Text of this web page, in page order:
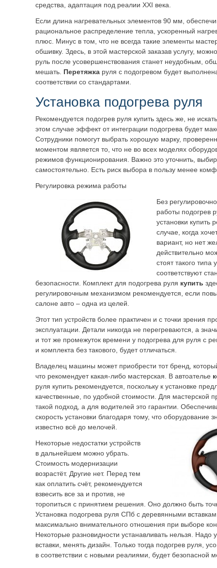
средства, адаптация под реалии XXI века.
Если длина нагревательных элементов 90 мм,
рациональное распределение тепла, ускоренный
плюс. Минус в том, что не всегда такие элементы
обшивку. Здесь, в этой мастерской заказав услугу,
руль после усовершенствования станет неудобным,
мешать. Перетяжка руля с подогревом будет
соответствии со стандартами.
Установка подогрева руля
Рекомендуется подогрев руля купить здесь же, не
этом случае эффект от интеграции подогрева будет
Сотрудники помогут выбрать хорошую марку,
моментом является то, что не во всех моделях
режимов функционирования. Важно это уточнить,
самостоятельно. Есть риск выбора в пользу менее
Регулировка режима работы
Без
работы подогрев
установки купить
случае, когда
вариант, но нет
действительно
стоят такого типа
соответствуют
безопасности. Комплект для подогрева руля купить
регулировочным механизмом рекомендуется, если
салоне авто – одна из целей.
Этот тип устройств более практичен и с точки зрения
эксплуатации. Детали никогда не перегреваются, а
и тот же промежуток времени у подогрева для руля с
и комплекта без такового, будет отличаться.
Владелец машины может приобрести тот бренд,
что рекомендует какая-либо мастерская. В автоателье
руля купить рекомендуется, поскольку к установке
качественные, по удобной стоимости. Для мастерской
такой подход, а для водителей это гарантии.
скорость установки благодаря тому, что оборудование
известно всё до мелочей.
Некоторые недостатки устройств
в дальнейшем можно убрать.
Стоимость модернизации
возрастёт. Другие нет. Перед тем
как оплатить счёт, рекомендуется
взвесить все за и против, не
торопиться с принятием решения. Оно должно быть
Установка подогрева руля СПб с деревянными
максимально внимательного отношения при выборе
Некоторые разновидности устанавливать нельзя. Надо
вставки, менять дизайн. Только тогда подогрев руля,
в соответствии с новыми реалиями, будет безопасной